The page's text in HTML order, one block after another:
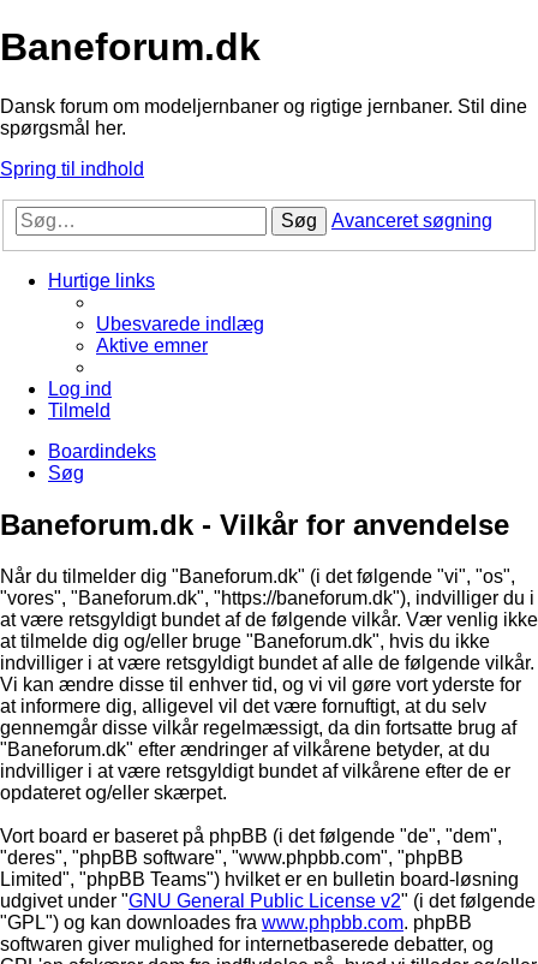
Baneforum.dk
Dansk forum om modeljernbaner og rigtige jernbaner. Stil dine
spørgsmål her.
Spring til indhold
Søg Avanceret søgning
Hurtige links
Ubesvarede indlæg
Aktive emner
Log ind
Tilmeld
Boardindeks
Søg
Baneforum.dk - Vilkår for anvendelse
Når du tilmelder dig "Baneforum.dk" (i det følgende "vi", "os",
"vores", "Baneforum.dk", "https://baneforum.dk"), indvilliger du i
at være retsgyldigt bundet af de følgende vilkår. Vær venlig ikke
at tilmelde dig og/eller bruge "Baneforum.dk", hvis du ikke
indvilliger i at være retsgyldigt bundet af alle de følgende vilkår.
Vi kan ændre disse til enhver tid, og vi vil gøre vort yderste for
at informere dig, alligevel vil det være fornuftigt, at du selv
gennemgår disse vilkår regelmæssigt, da din fortsatte brug af
"Baneforum.dk" efter ændringer af vilkårene betyder, at du
indvilliger i at være retsgyldigt bundet af vilkårene efter de er
opdateret og/eller skærpet.
Vort board er baseret på phpBB (i det følgende "de", "dem",
"deres", "phpBB software", "www.phpbb.com", "phpBB
Limited", "phpBB Teams") hvilket er en bulletin board-løsning
udgivet under "GNU General Public License v2" (i det følgende
"GPL") og kan downloades fra www.phpbb.com. phpBB
softwaren giver mulighed for internetbaserede debatter, og